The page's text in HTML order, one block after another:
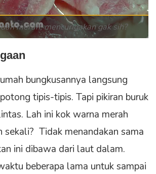
merah, mencurigakan gak sih?
bungkusannya langsung
tipis-tipis. Tapi pikiran buruk
Lah ini kok warna merah
sekali? Tidak menandakan sama
ini dibawa dari laut dalam.
beberapa lama untuk sampai